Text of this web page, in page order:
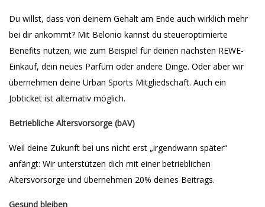
Du willst, dass von deinem Gehalt am Ende auch wirklich mehr
bei dir ankommt? Mit Belonio kannst du steueroptimierte
Benefits nutzen, wie zum Beispiel für deinen nächsten REWE-
Einkauf, dein neues Parfüm oder andere Dinge. Oder aber wir
übernehmen deine Urban Sports Mitgliedschaft. Auch ein
Jobticket ist alternativ möglich.
Betriebliche Altersvorsorge (bAV)
Weil deine Zukunft bei uns nicht erst „irgendwann später“
anfängt: Wir unterstützen dich mit einer betrieblichen
Altersvorsorge und übernehmen 20% deines Beitrags.
Gesund bleiben